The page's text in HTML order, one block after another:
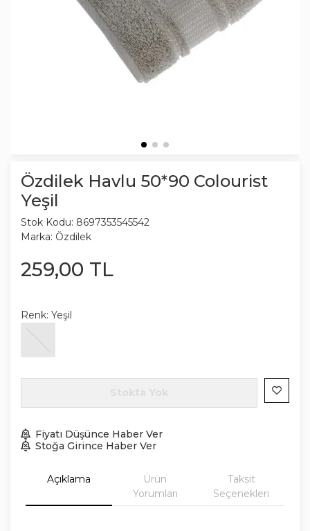
Özdilek Havlu 50*90 Colourist
Yeşil
Stok Kodu: 8697353545542
Marka: Özdilek
259,00 TL
Renk: Yeşil
Fiyatı Düşünce Haber Ver
Stoğa Girince Haber Ver
Açıklama
Ürün
Yorumları
Taksit
Seçenekleri